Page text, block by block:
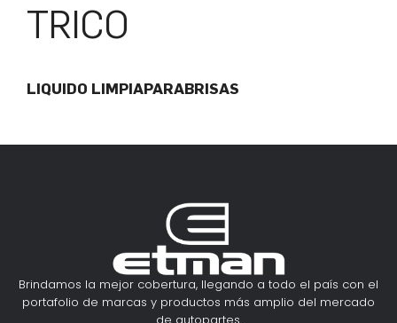
TRICO
LIQUIDO LIMPIAPARABRISAS
Brindamos la mejor cobertura, llegando a todo el país con el
portafolio de marcas y productos más amplio del mercado
de autopartes.